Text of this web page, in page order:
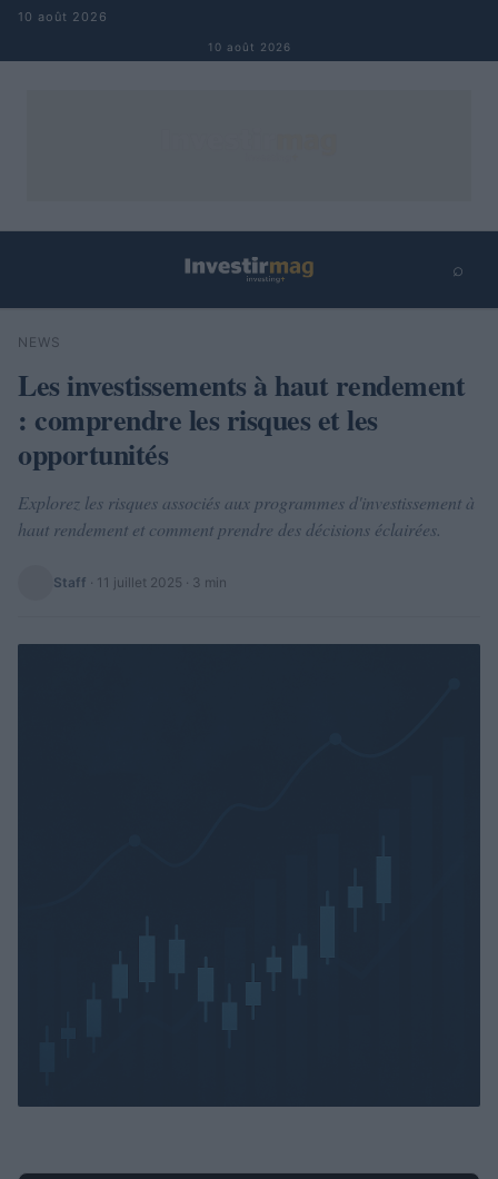
Aller au contenu
10 août 2026
10 août 2026
⌕
Rechercher
NEWS
Les investissements à haut rendement
: comprendre les risques et les
opportunités
Explorez les risques associés aux programmes d'investissement à
haut rendement et comment prendre des décisions éclairées.
Staff · 11 juillet 2025 · 3 min